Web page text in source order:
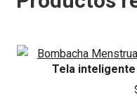
Tela inteligente